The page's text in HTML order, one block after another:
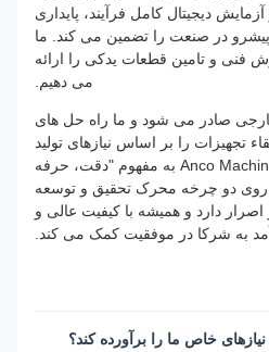
دیجیتال کامل فرآیند، پایداری
در صنعت را تضمین می کند. ما
فنی و تامین قطعات یدکی را ارائه
می دهیم.
صادر می شود و ما راه حل های
را بر اساس نیازهای تولید
مشتری ارائه می دهیم. Anco Machinery به مفهوم "دقت، حرفه
دو چرخه محرک تحقیق و توسعه
دارد و همیشه با کیفیت عالی و
شرکا در موفقیت کمک می کند.